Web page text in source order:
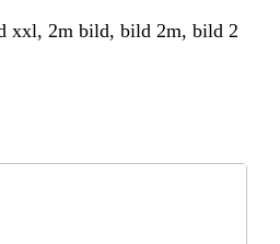
xxl, 2m bild, bild 2m, bild 2